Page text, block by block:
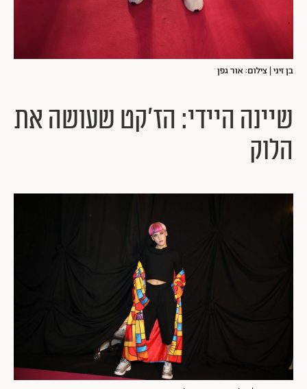
בן זיני | צילום: אור גפן
שיינה היידי: הז'קט שעושה את
הלוק